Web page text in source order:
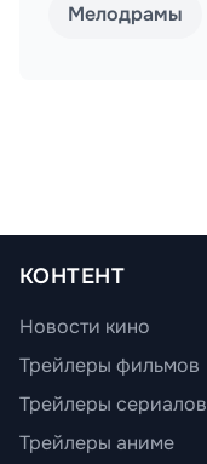
Мелодрамы
КОНТЕНТ
Новости кино
Трейлеры фильмов
Трейлеры сериалов
Трейлеры аниме